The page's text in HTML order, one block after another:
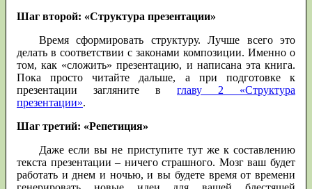
Шаг второй: «Структура презентации»
Время сформировать структуру. Лучше всего это
делать в соответствии с законами композиции. Именно о
том, как «сложить» презентацию, и написана эта книга.
Пока просто читайте дальше, а при подготовке к
презентации загляните в главу 2 «Структура
презентации».
Шаг третий: «Репетиция»
Даже если вы не приступите тут же к составлению
текста презентации – ничего страшного. Мозг ваш будет
работать и днем и ночью, и вы будете время от времени